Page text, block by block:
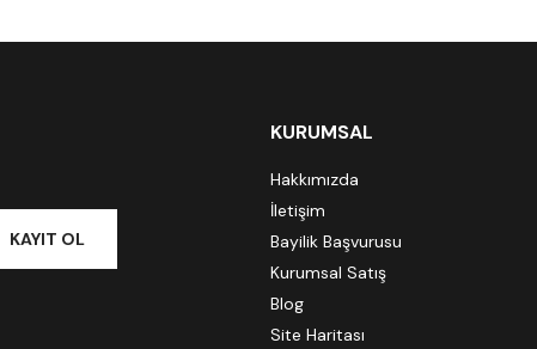
KAYIT OL
KURUMSAL
Hakkımızda
İletişim
Bayilik Başvurusu
Kurumsal Satış
Blog
Site Haritası